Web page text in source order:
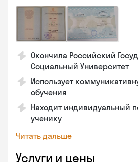
Окончила Российский
Социальный Университет
Использует
обучения
Находит индивидуальный
ученику
Читать дальше
Услуги и цены